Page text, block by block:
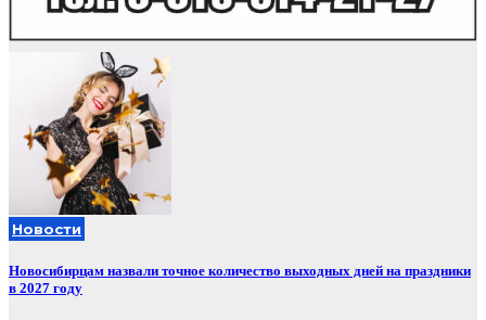
Новости
Новосибирцам назвали точное количество выходных дней на праздники
в 2027 году